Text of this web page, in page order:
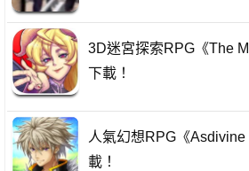
3D迷宮探索RPG《The
下載！
人氣幻想RPG《
載！